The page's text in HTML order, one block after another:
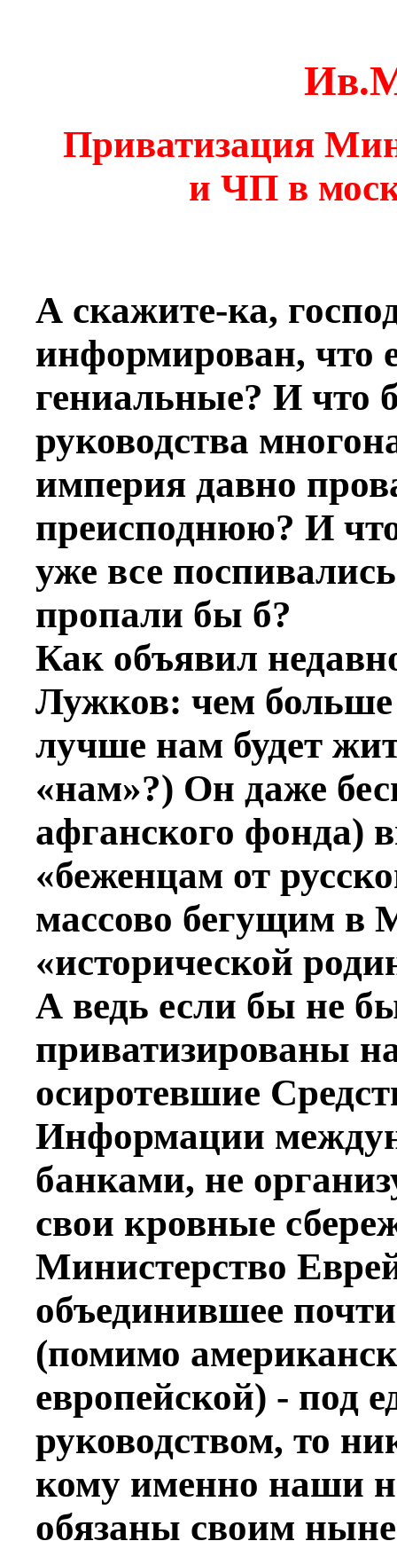
Приватизация
и ЧП в
А скажите-ка,
информирован, что
гениальные? И что
руководства
империя давно
преисподнюю? И
уже все
пропали бы б?
Как объявил
Лужков: чем больше
лучше нам будет
«нам»?) Он даже
афганского фонда)
«беженцам от
массово бегущим в
«исторической
А ведь если бы не
приватизированы
осиротевшие
Информации
банками, не
свои кровные
Министерство
объединившее
(помимо
европейской) - под
руководством, то
кому именно наши
обязаны своим